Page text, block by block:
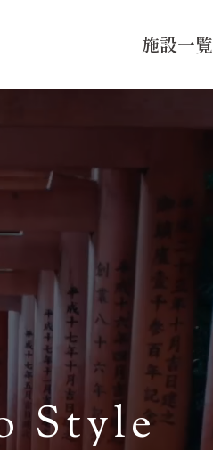
施設一覧
Style